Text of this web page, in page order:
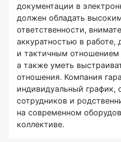
документации в
должен обладать
ответственности,
аккуратностью в
и тактичным отношением
а также уметь
отношения. Компания
индивидуальный график,
сотрудников и
на современном
коллективе.